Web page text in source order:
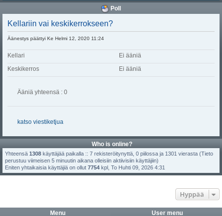
Poll
Kellariin vai keskikerrokseen?
Äänestys päättyi Ke Helmi 12, 2020 11:24
Kellari
Ei ääniä
Keskikerros
Ei ääniä
Ääniä yhteensä : 0
katso viestiketjua
Who is online?
Yhteensä 1308 käyttäjää paikalla :: 7 rekisteröitynyttä, 0 piilossa ja 1301 vierasta (Tieto
perustuu viimeisen 5 minuutin aikana olleisiin aktiivisiin käyttäjiin)
Eniten yhtaikaisia käyttäjiä on ollut 7754 kpl, To Huhti 09, 2026 4:31
Hyppää
Menu User menu